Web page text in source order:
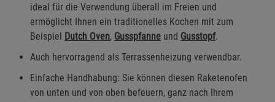
ideal für die Verwendung überall im Freien und
ermöglicht Ihnen ein traditionelles Kochen mit zum
Beispiel Dutch Oven, Gusspfanne und Gusstopf.
Auch hervorragend als Terrassenheizung verwendbar.
Einfache Handhabung: Sie können diesen Raketenofen
von unten und von oben befeuern, ganz nach Ihrem